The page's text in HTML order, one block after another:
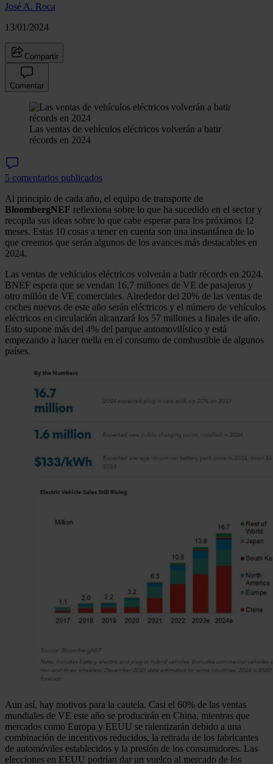
José A. Roca
13/01/2024
Compartir
Comentar
Las ventas de vehículos eléctricos volverán a batir
récords en 2024
5 comentarios publicados
Al principio de cada año, el equipo de transporte de
BloombergNEF reflexiona sobre lo que ha sucedido en el sector y
recopila sus ideas sobre lo que cabe esperar para los próximos 12
meses. Estas 10 cosas a tener en cuenta son una instantánea de lo
que creemos que serán algunos de los avances más destacables en
2024.
Las ventas de vehículos eléctricos volverán a batir récords en 2024.
BNEF espera que se vendan 16,7 millones de VE de pasajeros y
otro millón de VE comerciales. Alrededor del 20% de las ventas de
coches nuevos de este año serán eléctricos y el número de vehículos
eléctricos en circulación alcanzará los 57 millones a finales de año.
Esto supone más del 4% del parque automovilístico y está
empezando a hacer mella en el consumo de combustible de algunos
países.
Aun así, hay motivos para la cautela. Casi el 60% de las ventas
mundiales de VE este año se producirán en China, mientras que
mercados como Europa y EEUU se ralentizarán debido a una
combinación de incentivos reducidos, la retirada de los fabricantes
de automóviles establecidos y la presión de los consumidores. Las
elecciones en EEUU podrían dar un vuelco al mercado de los